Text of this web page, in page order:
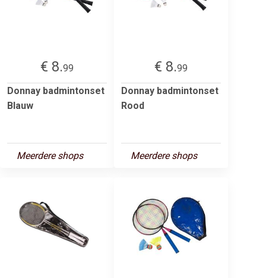
€ 8.99
Donnay badmintonset
Blauw
Meerdere shops
€ 8.99
Donnay badmintonset
Rood
Meerdere shops